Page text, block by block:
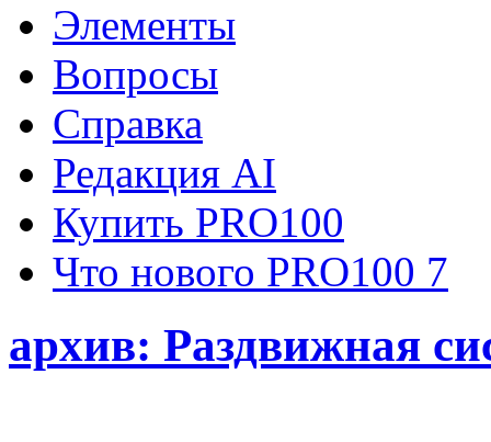
Элементы
Вопросы
Справка
Редакция AI
Купить PRO100
Что нового PRO100 7
архив: Раздвижная